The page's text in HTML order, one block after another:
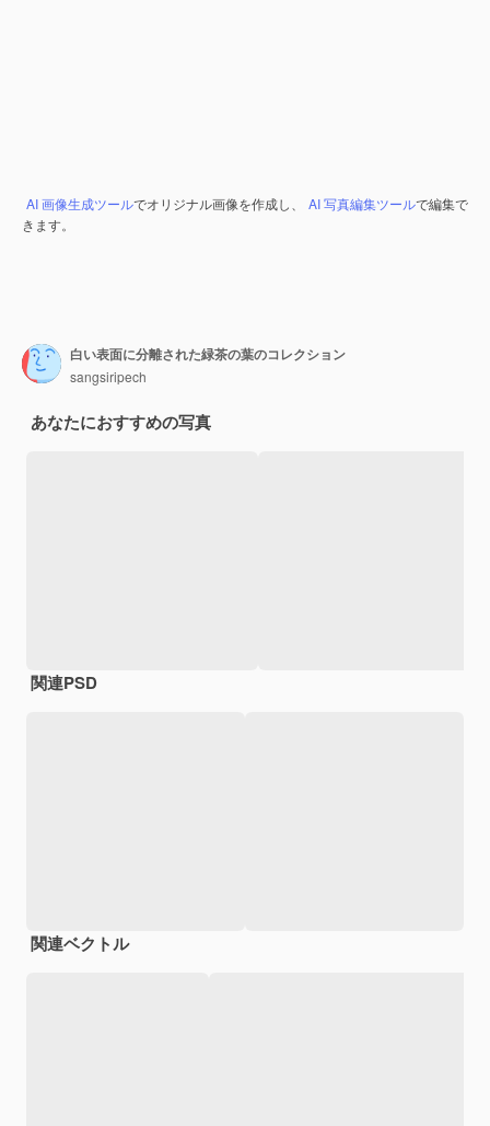
AI 画像生成ツールでオリジナル画像を作成し、 AI 写真編集ツールで編集で
きます。
白い表面に分離された緑茶の葉のコレクション
sangsiripech
あなたにおすすめの写真
関連PSD
関連ベクトル